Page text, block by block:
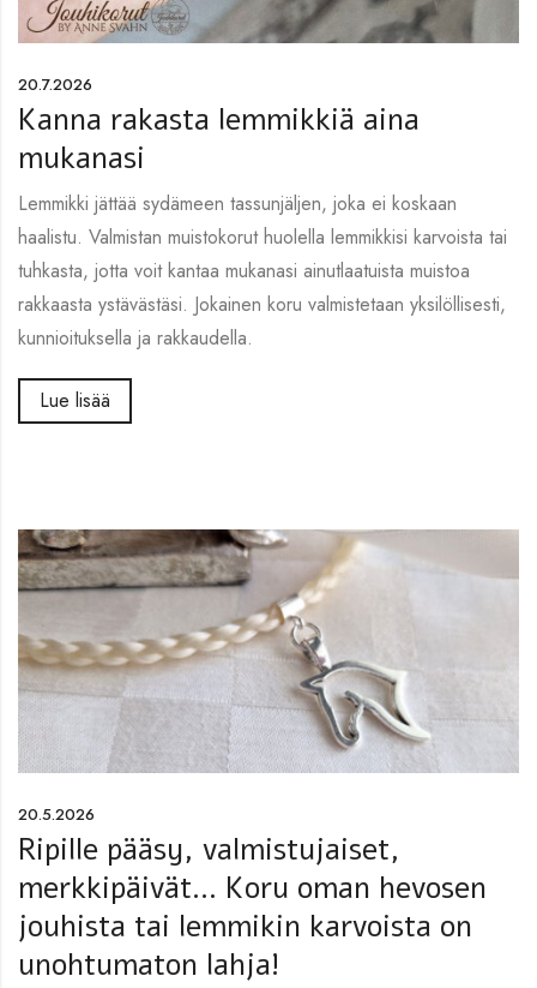
20.7.2026
Kanna rakasta lemmikkiä aina
mukanasi
Lemmikki jättää sydämeen tassunjäljen, joka ei koskaan
haalistu. Valmistan muistokorut huolella lemmikkisi karvoista tai
tuhkasta, jotta voit kantaa mukanasi ainutlaatuista muistoa
rakkaasta ystävästäsi. Jokainen koru valmistetaan yksilöllisesti,
kunnioituksella ja rakkaudella.
Lue lisää
20.5.2026
Ripille pääsy, valmistujaiset,
merkkipäivät… Koru oman hevosen
jouhista tai lemmikin karvoista on
unohtumaton lahja!